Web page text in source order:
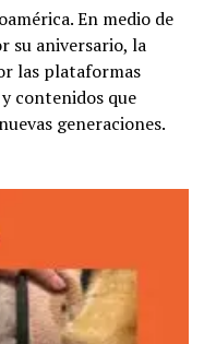
En medio de
su aniversario, la
las plataformas
contenidos que
generaciones.